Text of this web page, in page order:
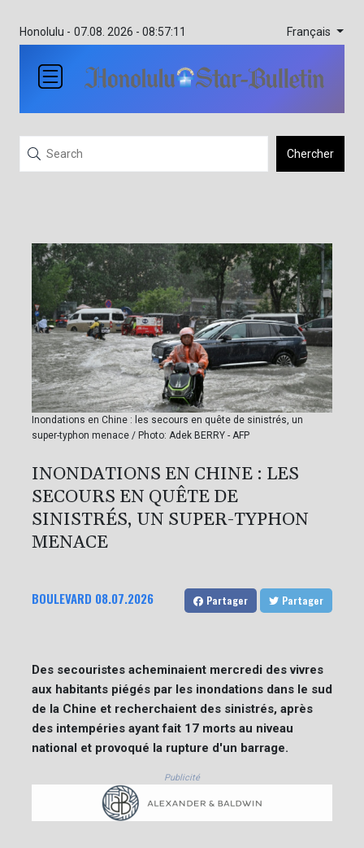
Honolulu - 07.08. 2026 - 08:57:11 Français
Chercher
Inondations en Chine : les secours en quête de sinistrés, un
super-typhon menace / Photo: Adek BERRY - AFP
INONDATIONS EN CHINE : LES
SECOURS EN QUÊTE DE
SINISTRÉS, UN SUPER-TYPHON
MENACE
BOULEVARD 08.07.2026 Partager Partager
Des secouristes acheminaient mercredi des vivres
aux habitants piégés par les inondations dans le sud
de la Chine et recherchaient des sinistrés, après
des intempéries ayant fait 17 morts au niveau
national et provoqué la rupture d'un barrage.
Publicité